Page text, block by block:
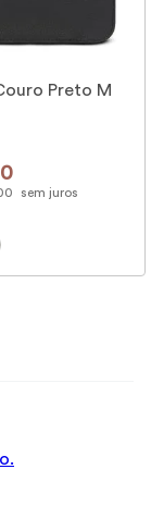
Preto M
sem juros